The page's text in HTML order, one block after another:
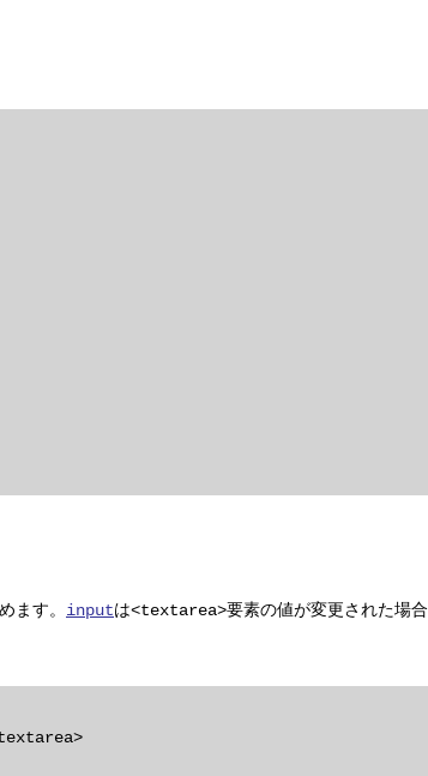
ます。 inputは<textarea>要素の値が変更された場